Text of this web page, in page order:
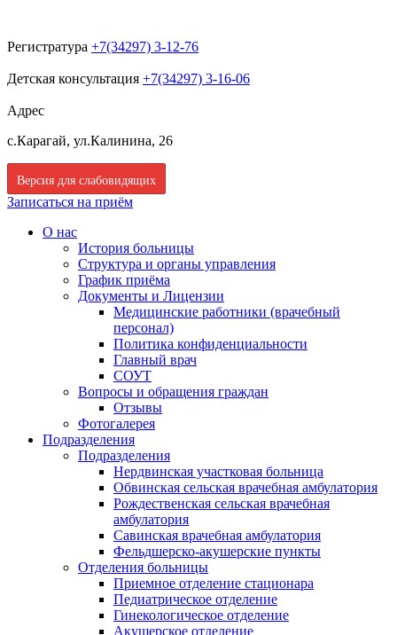
Регистратура +7(34297) 3-12-76
Детская консультация +7(34297) 3-16-06
Адрес
с.Карагай, ул.Калинина, 26
Версия для слабовидящих
Записаться на приём
О нас
История больницы
Структура и органы управления
График приёма
Документы и Лицензии
Медицинские работники (врачебный
персонал)
Политика конфиденциальности
Главный врач
СОУТ
Вопросы и обращения граждан
Отзывы
Фотогалерея
Подразделения
Подразделения
Нердвинская участковая больница
Обвинская сельская врачебная амбулатория
Рождественская сельская врачебная
амбулатория
Савинская врачебная амбулатория
Фельдшерско-акушерские пункты
Отделения больницы
Приемное отделение стационара
Педиатрическое отделение
Гинекологическое отделение
Акушерское отделение